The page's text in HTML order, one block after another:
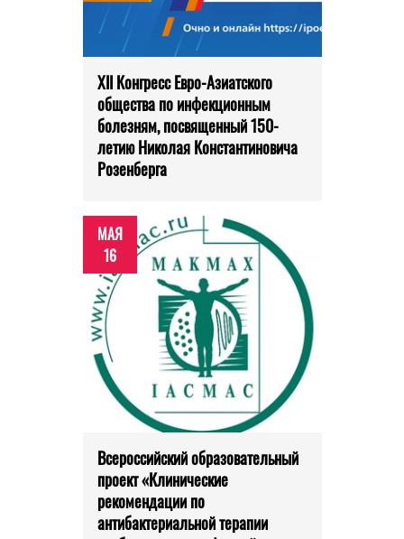
XII Конгресс Евро-Азиатского
общества по инфекционным
болезням, посвященный 150-
летию Николая Константиновича
Розенберга
МАЯ
16
Всероссийский образовательный
проект «Клинические
рекомендации по
антибактериальной терапии